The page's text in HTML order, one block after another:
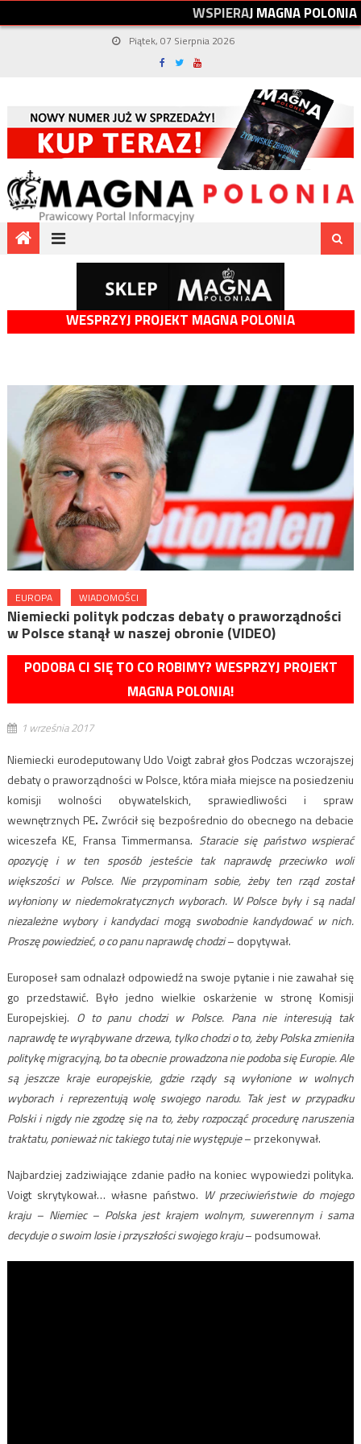
WSPIERAJMAGNAPOLONIA
Piątek, 07 Sierpnia 2026
WESPRZYJ PROJEKT MAGNA POLONIA
EUROPA WIADOMOŚCI
Niemiecki polityk podczas debaty o praworządności
w Polsce stanął w naszej obronie (VIDEO)
PODOBA CI SIĘ TO CO ROBIMY? WESPRZYJ PROJEKT
MAGNA POLONIA!
1 września 2017
Niemiecki eurodeputowany Udo Voigt zabrał głos Podczas wczorajszej
debaty o praworządności w Polsce, która miała miejsce na posiedzeniu
komisji wolności obywatelskich, sprawiedliwości i spraw
wewnętrznychPE. Zwrócił się bezpośrednio do obecnego na debacie
wiceszefa KE, Fransa Timmermansa. Staracie się państwo wspierać
opozycję i w ten sposób jesteście tak naprawdę przeciwko woli
większości w Polsce. Nie przypominam sobie, żeby ten rząd został
wyłoniony w niedemokratycznych wyborach. W Polsce były i są nadal
niezależne wybory i kandydaci mogą swobodnie kandydować w nich.
Proszę powiedzieć, o co panu naprawdę chodzi– dopytywał.
Europoseł sam odnalazł odpowiedź na swoje pytanie i nie zawahał się
go przedstawić. Było jedno wielkie oskarżenie w stronę Komisji
Europejskiej. O to panu chodzi w Polsce. Pana nie interesują tak
naprawdę te wyrąbywane drzewa, tylko chodzi o to, żeby Polska zmieniła
politykę migracyjną, bo ta obecnie prowadzona nie podoba się Europie. Ale
są jeszcze kraje europejskie, gdzie rządy są wyłonione w wolnych
wyborach i reprezentują wolę swojego narodu. Tak jest w przypadku
Polski i nigdy nie zgodzę się na to, żeby rozpocząć procedurę naruszenia
traktatu, ponieważ nic takiego tutaj nie występuje– przekonywał.
Najbardziej zadziwiające zdanie padło na koniec wypowiedzi polityka.
Voigt skrytykował… własne państwo. W przeciwieństwie do mojego
kraju – Niemiec – Polska jest krajem wolnym, suwerennym i sama
decyduje o swoim losie i przyszłości swojego kraju– podsumował.